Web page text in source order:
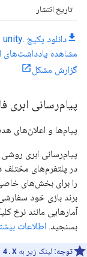
تاریخ انتشار
دانلود پکیج .unity
مشاهده یادداشت‌های
گزارش مشکل
پیام‌رسانی ابری
پیام‌ها و اعلان‌های
پیام‌رسانی ابری
در پلتفرم‌های مختلف
را برای بخش‌های خاصی
برند بازی خود
آمارهایی مانند نرخ
بسنجید. اطلاعات
توجه: لینک زیر به 4.X